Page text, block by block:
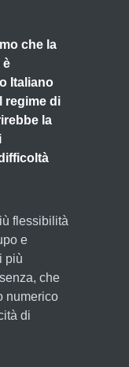
che la
è
Italiano
regime di
la
flessibilità
e
più
che
numerico
di